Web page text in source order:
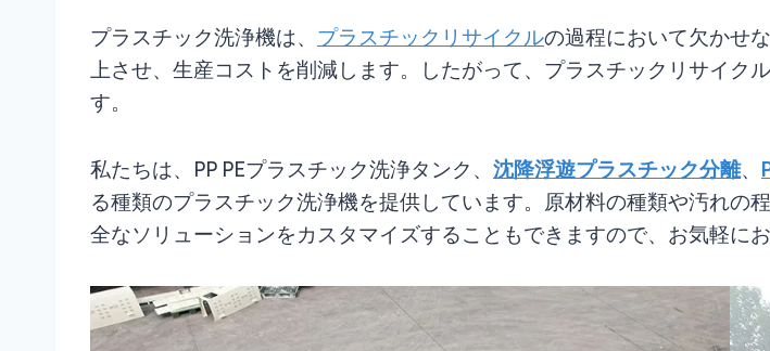
プラスチック洗浄機は、 プラスチックリサイクルの過程において欠かせ
上させ、生産コストを削減します。したがって、プラスチックリサイク
す。
私たちは、PP PEプラスチック洗浄タンク、 沈降浮遊プラスチック分離、
る種類のプラスチック洗浄機を提供しています。原材料の種類や汚れ
全なソリューションをカスタマイズすることもできますので、お気軽に